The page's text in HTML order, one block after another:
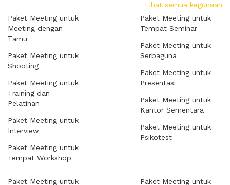
Lihat semua kegunaan
Paket Meeting untuk
Meeting dengan
Tamu
Paket Meeting untuk
Shooting
Paket Meeting untuk
Training dan
Pelatihan
Paket Meeting untuk
Interview
Paket Meeting untuk
Tempat Workshop
Paket Meeting untuk
Tempat Seminar
Paket Meeting untuk
Serbaguna
Paket Meeting untuk
Presentasi
Paket Meeting untuk
Kantor Sementara
Paket Meeting untuk
Psikotest
Paket Meeting untuk
Paket Meeting untuk